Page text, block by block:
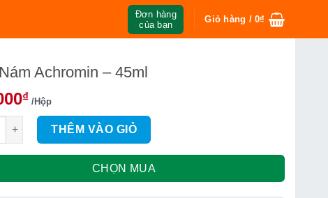
Đơn hàng
của bạn
Giỏ hàng /0₫
Achromin – 45ml
₫ /Hộp
Achromin - 45ml số lượng
THÊM VÀO GIỎ
CHỌN MUA